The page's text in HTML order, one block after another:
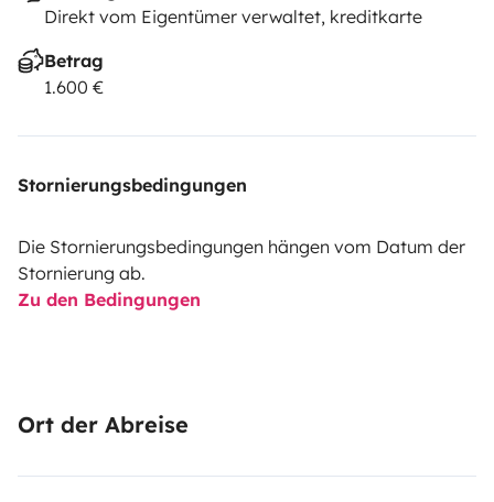
Direkt vom Eigentümer verwaltet, kreditkarte
Betrag
1.600 €
Stornierungsbedingungen
Die Stornierungsbedingungen hängen vom Datum der
Stornierung ab.
Zu den Bedingungen
Ort der Abreise